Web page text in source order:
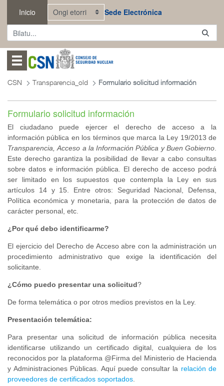
Eduki nagusira joan
Inicio Sede Electrónica
Abrir menú
CSN Transparencia_old Formulario solicitud información
Formulario solicitud información
El ciudadano puede ejercer el derecho de acceso a la
información pública en los términos que marca la Ley 19/2013 de
Transparencia, Acceso a la Información Pública y Buen Gobierno.
Este derecho garantiza la posibilidad de llevar a cabo consultas
sobre datos e información pública. El derecho de acceso podrá
ser limitado en los supuestos que contempla la Ley en sus
artículos 14 y 15. Entre otros: Seguridad Nacional, Defensa,
Política económica y monetaria, para la protección de datos de
carácter personal, etc.
¿Por qué debo identificarme?
El ejercicio del Derecho de Acceso abre con la administración un
procedimiento administrativo que exige la identificación del
solicitante.
¿Cómo puedo presentar una solicitud?
De forma telemática o por otros medios previstos en la Ley.
Presentación telemática:
Para presentar una solicitud de información pública necesita
identificarse utilizando un certificado digital, cualquiera de los
reconocidos por la plataforma @Firma del Ministerio de Hacienda
y Administraciones Públicas. Aquí puede consultar la relación de
proveedores de certificados soportados.